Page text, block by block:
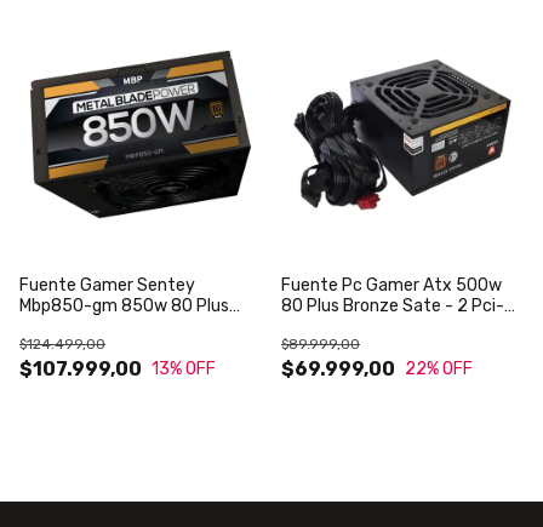
Fuente Gamer Sentey
Mbp850-gm 850w 80 Plus
$107.999,00
$124.499,00
13% OFF
Fuente Pc Gamer Atx 500w
80 Plus Bronze Sate - 2 Pci-e
$69.999,00
$89.999,00
22% OFF